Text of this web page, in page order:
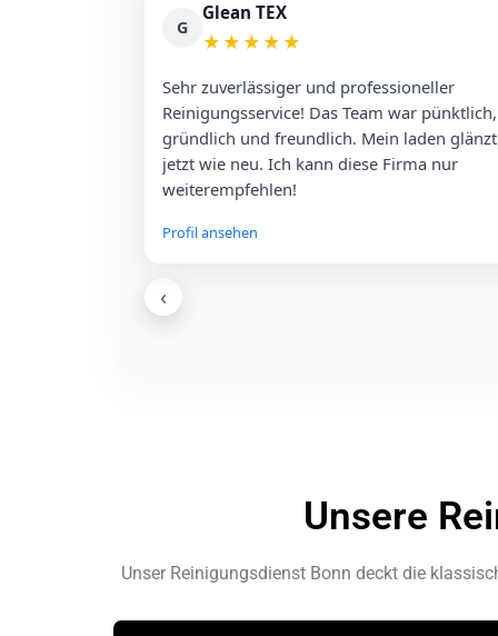
G
Glean TEX
★ ★ ★ ★ ★
Sehr zuverlässiger und professioneller
Reinigungsservice! Das Team war pünktlich,
gründlich und freundlich. Mein laden glänzt
jetzt wie neu. Ich kann diese Firma nur
weiterempfehlen!
Profil ansehen
Profil ansehen
‹
Unsere
Unser Reinigungsdienst Bonn deckt die